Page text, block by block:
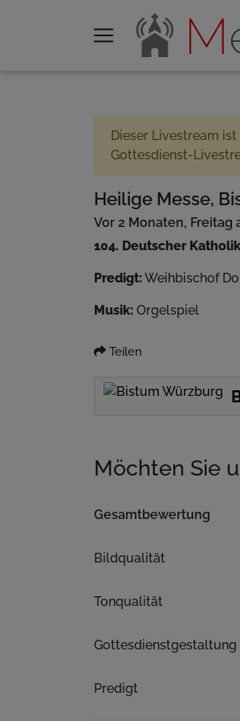
M
Dieser Livestream
Gottesdienst-
Heilige Messe,
Vor 2 Monaten, Freitag
104. Deutscher
Predigt:Weihbischof
Musik: Orgelspiel
Teilen
Möchten Sie
Gesamtbewertung
Bildqualität
Tonqualität
Gottesdienstgestaltung
Predigt